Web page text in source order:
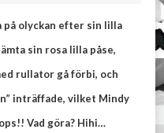
olyckan efter sin lilla
sin rosa lilla påse,
rullator gå förbi, och
inträffade, vilket Mindy
Vad göra? Hihi…